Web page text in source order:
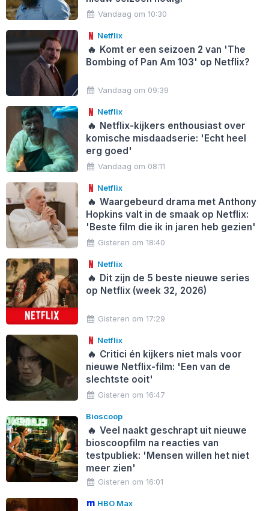
Vandaag om 10:30
Netflix
🔥 Komt er een seizoen 2 van 'The
Bombing of Pan Am 103' op Netflix?
Vandaag om 09:39
Netflix
🔥 Netflix-kijkers enthousiast over
komische misdaadserie: 'Echt heel
erg goed'
Vandaag om 08:11
Netflix
🔥 Waargebeurd drama met Anthony
Hopkins valt in de smaak op Netflix:
'Beste film die ik in jaren heb gezien'
Gisteren om 18:40
Netflix
🔥 Dit zijn de 5 beste nieuwe series
op Netflix (week 32, 2026)
Gisteren om 17:29
Netflix
🔥 Critici én kijkers niet mals voor
nieuwe Netflix-film: 'Een van de
slechtste ooit'
Gisteren om 16:47
Bioscoop
🔥 Veel naakt geschrapt uit nieuwe
bioscoopfilm na reacties van
testpubliek: 'Mensen willen het niet
meer zien'
Gisteren om 16:01
HBO Max